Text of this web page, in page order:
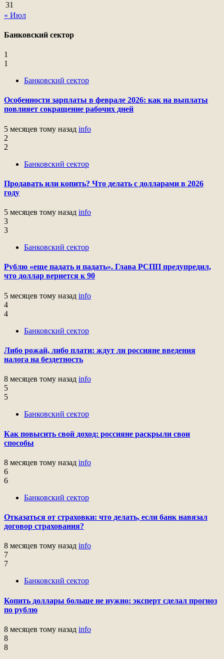
31
« Июл
Банковский сектор
1
1
Банковский сектор
Особенности зарплаты в феврале 2026: как на выплаты
повлияет сокращение рабочих дней
5 месяцев тому назад info
2
2
Банковский сектор
Продавать или копить? Что делать с долларами в 2026
году
5 месяцев тому назад info
3
3
Банковский сектор
Рублю «еще падать и падать». Глава РСПП предупредил,
что доллар вернется к 90
5 месяцев тому назад info
4
4
Банковский сектор
Либо рожай, либо плати: ждут ли россияне введения
налога на бездетность
8 месяцев тому назад info
5
5
Банковский сектор
Как повысить свой доход: россияне раскрыли свои
способы
8 месяцев тому назад info
6
6
Банковский сектор
Отказаться от страховки: что делать, если банк навязал
договор страхования?
8 месяцев тому назад info
7
7
Банковский сектор
Копить доллары больше не нужно: эксперт сделал прогноз
по рублю
8 месяцев тому назад info
8
8